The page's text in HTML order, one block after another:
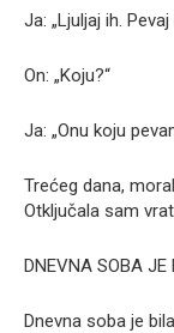
Ja: „Ljuljaj ih.
On: „Koju?“
Ja: „Onu koju
Trećeg dana,
Otključala sam
DNEVNA SOBA JE
Dnevna soba je